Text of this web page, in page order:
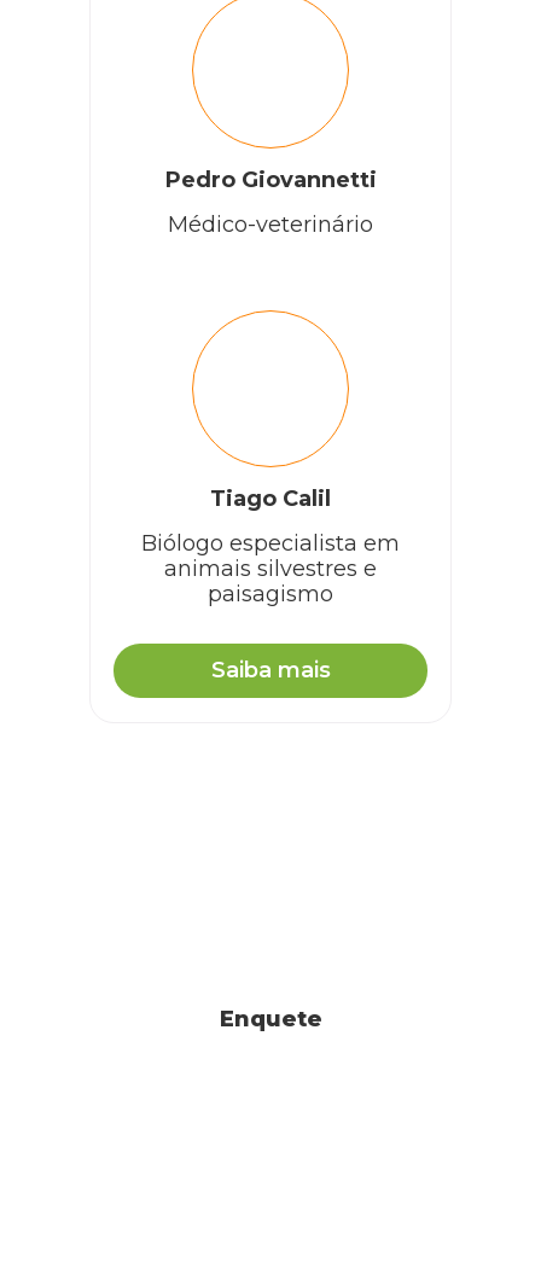
Pedro Giovannetti
Médico-veterinário
Tiago Calil
Biólogo especialista em
animais silvestres e
paisagismo
Saiba mais
Enquete